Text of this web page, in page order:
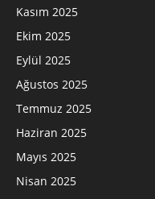
Kasım 2025
Ekim 2025
Eylül 2025
Ağustos 2025
Temmuz 2025
Haziran 2025
Mayıs 2025
Nisan 2025